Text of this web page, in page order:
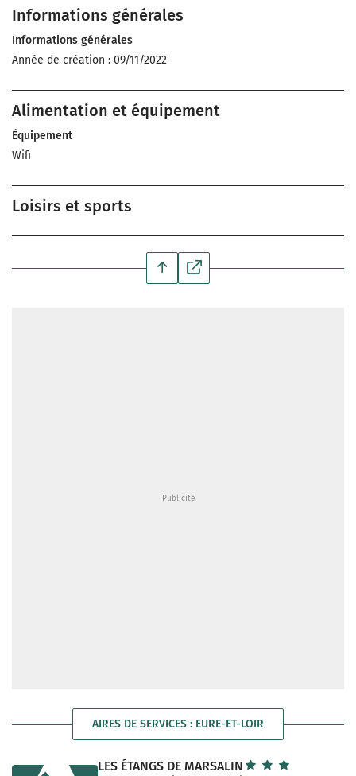
Informations générales
Informations générales
Année de création : 09/11/2022
Alimentation et équipement
Équipement
Wifi
Loisirs et sports
AIRES DE SERVICES : EURE-ET-LOIR
LES ÉTANGS DE MARSALIN